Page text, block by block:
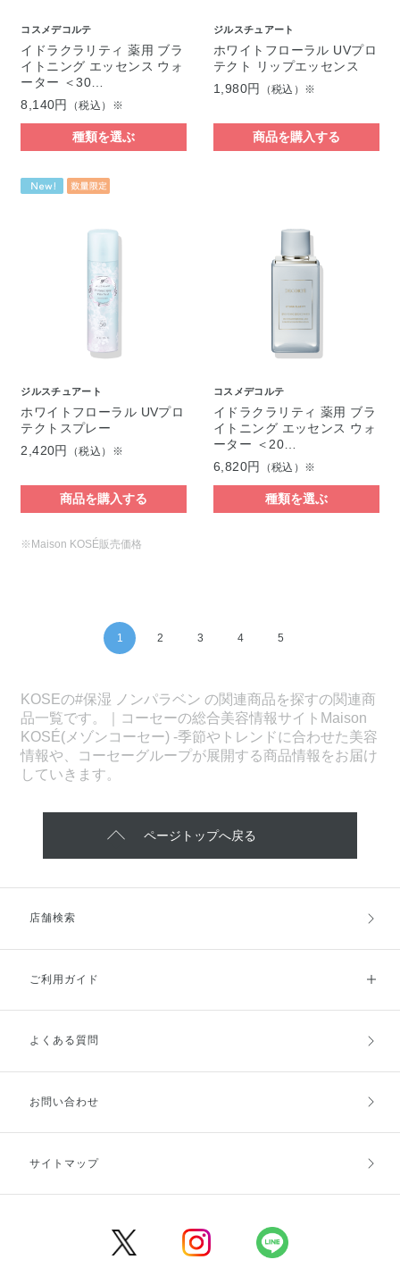
コスメデコルテ
イドラクラリティ 薬用 ブラ
イトニング エッセンス ウォ
ーター ＜30…
8,140円
（税込）※
種類を選ぶ
ジルスチュアート
ホワイトフローラル UVプロ
テクト リップエッセンス
1,980円
（税込）※
商品を購入する
ジルスチュアート
ホワイトフローラル UVプロ
テクトスプレー
2,420円
（税込）※
商品を購入する
コスメデコルテ
イドラクラリティ 薬用 ブラ
イトニング エッセンス ウォ
ーター ＜20…
6,820円
（税込）※
種類を選ぶ
※Maison KOSÉ販売価格
1 2 3 4 5
KOSEの#保湿 ノンパラベン の関連商品を探すの関連商
品一覧です。｜コーセーの総合美容情報サイトMaison
KOSÉ(メゾンコーセー) -季節やトレンドに合わせた美容
情報や、コーセーグループが展開する商品情報をお届け
していきます。
ページトップへ戻る
店舗検索
ご利用ガイド
ご利用ガイドトップ
お支払方法
キャンセル・返品・交換
よくある質問
お問い合わせ
サイトマップ